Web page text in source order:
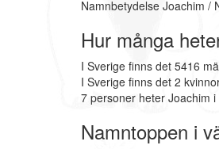
Namnbetydelse Joachim /
Hur många
I Sverige finns det 5416
I Sverige finns det 2
7 personer heter Joachim
Namntoppen i